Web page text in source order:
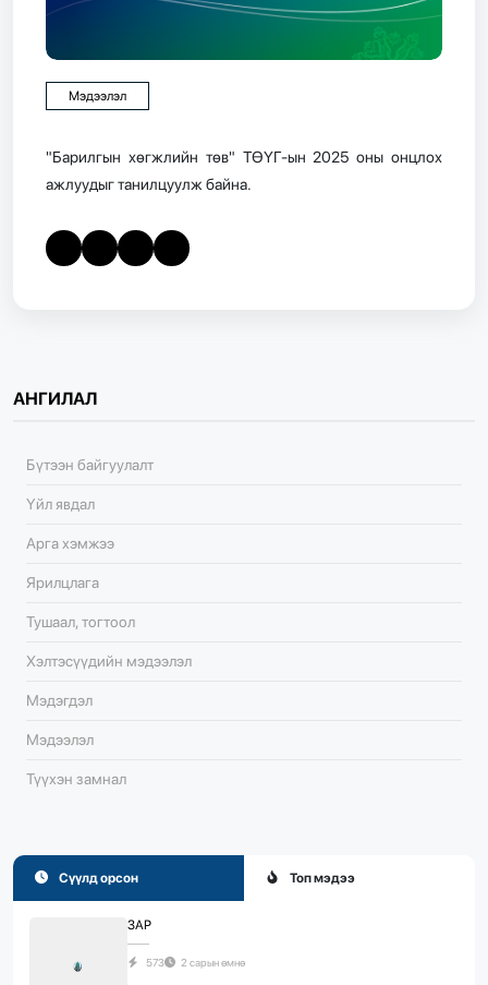
Мэдээлэл
"Барилгын хөгжлийн төв" ТӨҮГ-ын 2025 оны онцлох
ажлуудыг танилцуулж байна.
АНГИЛАЛ
Бүтээн байгуулалт
Үйл явдал
Арга хэмжээ
Ярилцлага
Тушаал, тогтоол
Хэлтэсүүдийн мэдээлэл
Мэдэгдэл
Мэдээлэл
Түүхэн замнал
Сүүлд орсон Топ мэдээ
ЗАР
573 2 сарын өмнө